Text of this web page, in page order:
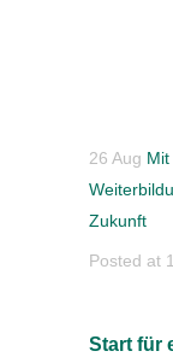
26 Aug
Zukunft
Posted at
Start für